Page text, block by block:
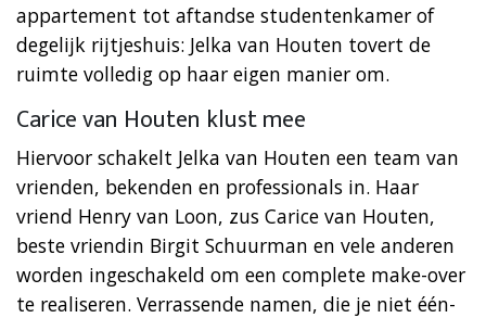
appartement tot aftandse studentenkamer of
degelijk rijtjeshuis: Jelka van Houten tovert de
ruimte volledig op haar eigen manier om.
Carice van Houten klust mee
Hiervoor schakelt Jelka van Houten een team van
vrienden, bekenden en professionals in. Haar
vriend Henry van Loon, zus Carice van Houten,
beste vriendin Birgit Schuurman en vele anderen
worden ingeschakeld om een complete make-over
te realiseren. Verrassende namen, die je niet één-